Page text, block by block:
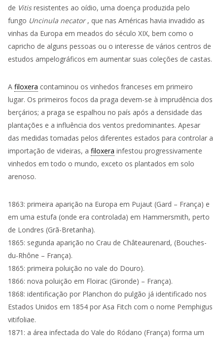
de Vitisresistentes ao oídio, uma doença produzida pelo
fungo Uncinula necator, que nas Américas havia invadido as
vinhas da Europa em meados do século XIX, bem como o
capricho de alguns pessoas ou o interesse de vários centros de
estudos ampelográficos em aumentar suas coleções de castas.
A filoxera contaminou os vinhedos franceses em primeiro
lugar. Os primeiros focos da praga devem-se à imprudência dos
berçários; a praga se espalhou no país após a densidade das
plantações e a influência dos ventos predominantes. Apesar
das medidas tomadas pelos diferentes estados para controlar a
importação de videiras, a filoxera infestou progressivamente
vinhedos em todo o mundo, exceto os plantados em solo
arenoso.
1863: primeira aparição na Europa em Pujaut (Gard – França) e
em uma estufa (onde era controlada) em Hammersmith, perto
de Londres (Grã-Bretanha).
1865: segunda aparição no Crau de Châteaurenard, (Bouches-
du-Rhône – França).
1865: primeira poluição no vale do Douro).
1866: nova poluição em Floirac (Gironde) – França).
1868: identificação por Planchon do pulgão já identificado nos
Estados Unidos em 1854 por Asa Fitch com o nome Pemphigus
vitifoliae.
1871: a área infectada do Vale do Ródano (França) forma um